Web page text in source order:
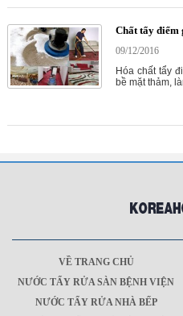
Chất tẩy điểm
09/12/2016
Hóa chất tẩy
bề mặt thảm,
VỀ TRANG CHỦ
NƯỚC TẨY RỬA SÀN BỆNH VIỆN
NƯỚC TẨY RỬA NHÀ BẾP